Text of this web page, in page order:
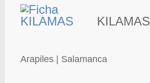
KILAMAS
Arapiles | Salamanca